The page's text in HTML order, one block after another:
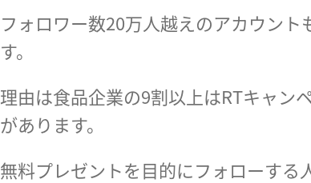
フォロワー数20万人越えのアカウン
す。
理由は食品企業の9割以上はRTキャン
があります。
無料プレゼントを目的にフォローする